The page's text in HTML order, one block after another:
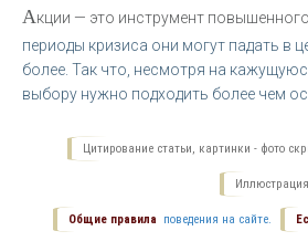
Акции — это инструмент
периоды кризиса они могут падать в
более. Так что, несмотря на
выбору нужно подходить более чем
Цитирование статьи, картинки - фото
Общие правила поведения на сайте.